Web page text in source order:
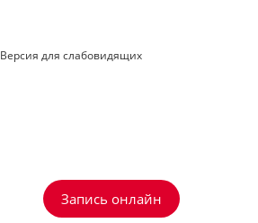
Версия для слабовидящих
Запись онлайн